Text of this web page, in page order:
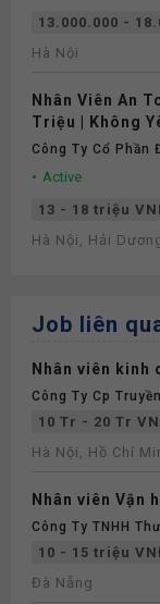
13.000.000 -
Hà Nội
Nhân Viên An
Triệu | Không
Công Ty Cổ Phần
Active
13 - 18 triệu
Hà Nội, Hải
Job liên
Nhân viên kinh
Công Ty Cp
10 Tr - 20 Tr
Hà Nội, Hồ Chí
Nhân viên Vận
Công Ty TNHH
10 - 15 triệu
Đà Nẵng